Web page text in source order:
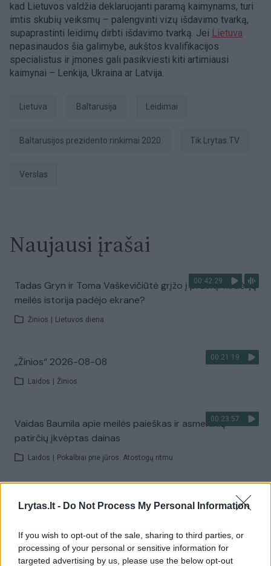
Lrytas.lt - Do Not Process My Personal Information
If you wish to opt-out of the sale, sharing to third parties, or
processing of your personal or sensitive information for
targeted advertising by us, please use the below opt-out
kad Lietuvos valdžia deklaruojanti paramą kaimynams, turi
imtis skubių veiksmų – palengvinti vizų išdavimo tvarką,
supaprastinti leidimų dirbti išdavimo tvarką. Jei Lietuva
nepasinaudos šia galimybe, aukštos kvalifikacijos
specialistus ir įmones gali pasikviesti kiti artimiausi
kaimynai – Lenkija, Ukraina ar Latvija.
Lietuva Baltarusija leidimai
Baltarusijos prezidento rinkimai 2020 tik Lrytas.TV
Verslas
Naujausi įrašai
00:42:29
Tadas Gryn ir Toma Vaškevičiūtė grįžo į praeitį: kodėl jų
meilės istorija padėjo ekrane?
Žinios Lietuvos diena
00:21:19
„Žinios“ 2026-08-08
Laidos Žinios
00:23:57
Vaidas Baumila apie meilės paieškas ir asmeninių
patirčių įkvėptas dainas
Laidos Pokalbiai prie jūros. Atostogų ritmu
00:00:40
Dronai Vokietijoje kelia vis daugiau klausimų: du
pastebėti virš karinės bazės
Žinios | Pasaulis